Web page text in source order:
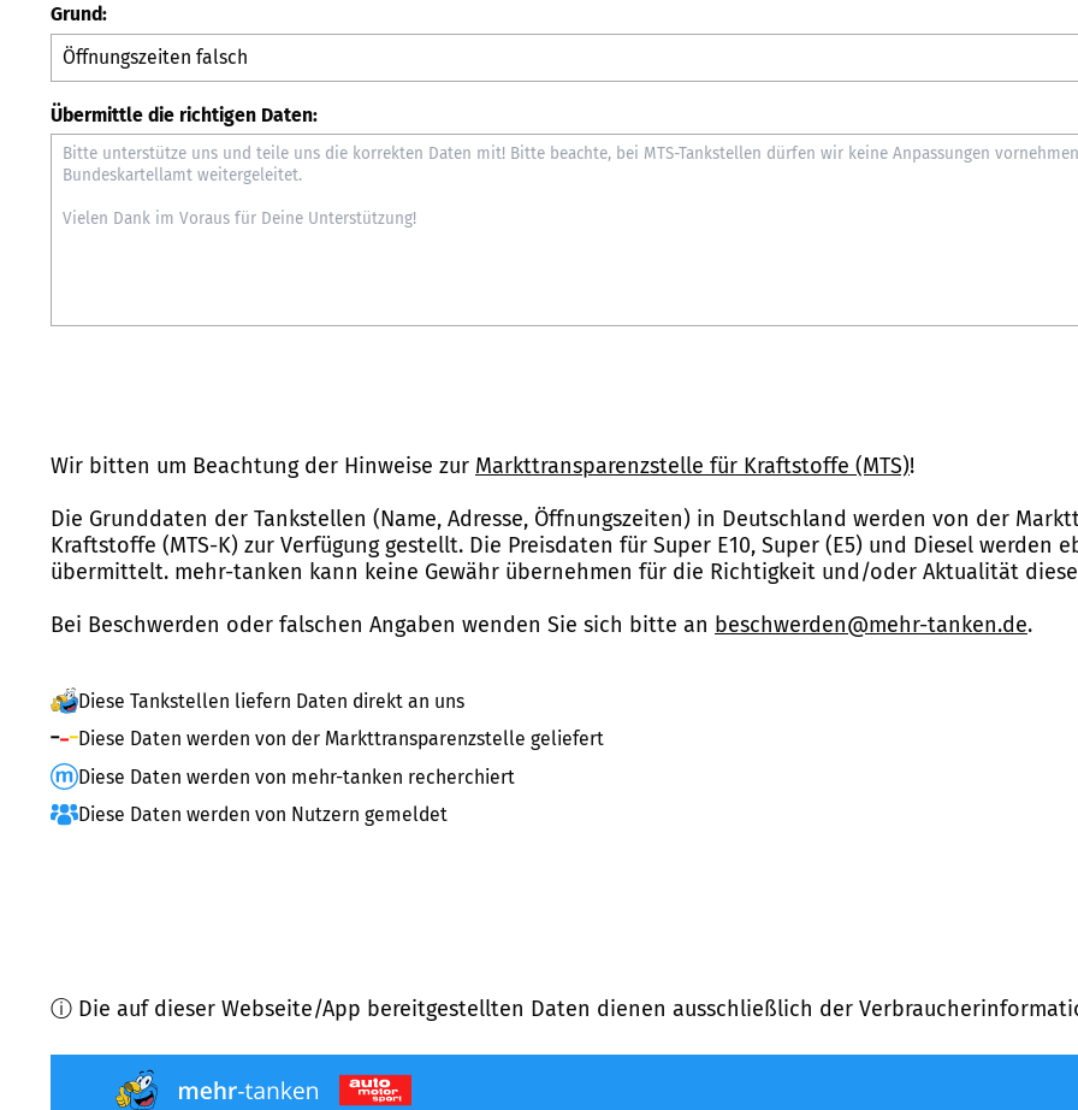
Grund:
Übermittle die richtigen Daten:
Wir bitten um Beachtung der Hinweise zur Markttransparenzstelle für Kraftstoffe (MTS)!
Die Grunddaten der Tankstellen (Name, Adresse, Öffnungszeiten) in Deutschland werden von der
Kraftstoffe (MTS-K) zur Verfügung gestellt. Die Preisdaten für Super E10, Super (E5) und Diesel werden
übermittelt. mehr-tanken kann keine Gewähr übernehmen für die Richtigkeit und/oder Aktualität
Bei Beschwerden oder falschen Angaben wenden Sie sich bitte an beschwerden@mehr-tanken.de.
Diese Tankstellen liefern Daten direkt an uns
Diese Daten werden von der Markttransparenzstelle geliefert
Diese Daten werden von mehr-tanken recherchiert
Diese Daten werden von Nutzern gemeldet
ⓘ Die auf dieser Webseite/App bereitgestellten Daten dienen ausschließlich der